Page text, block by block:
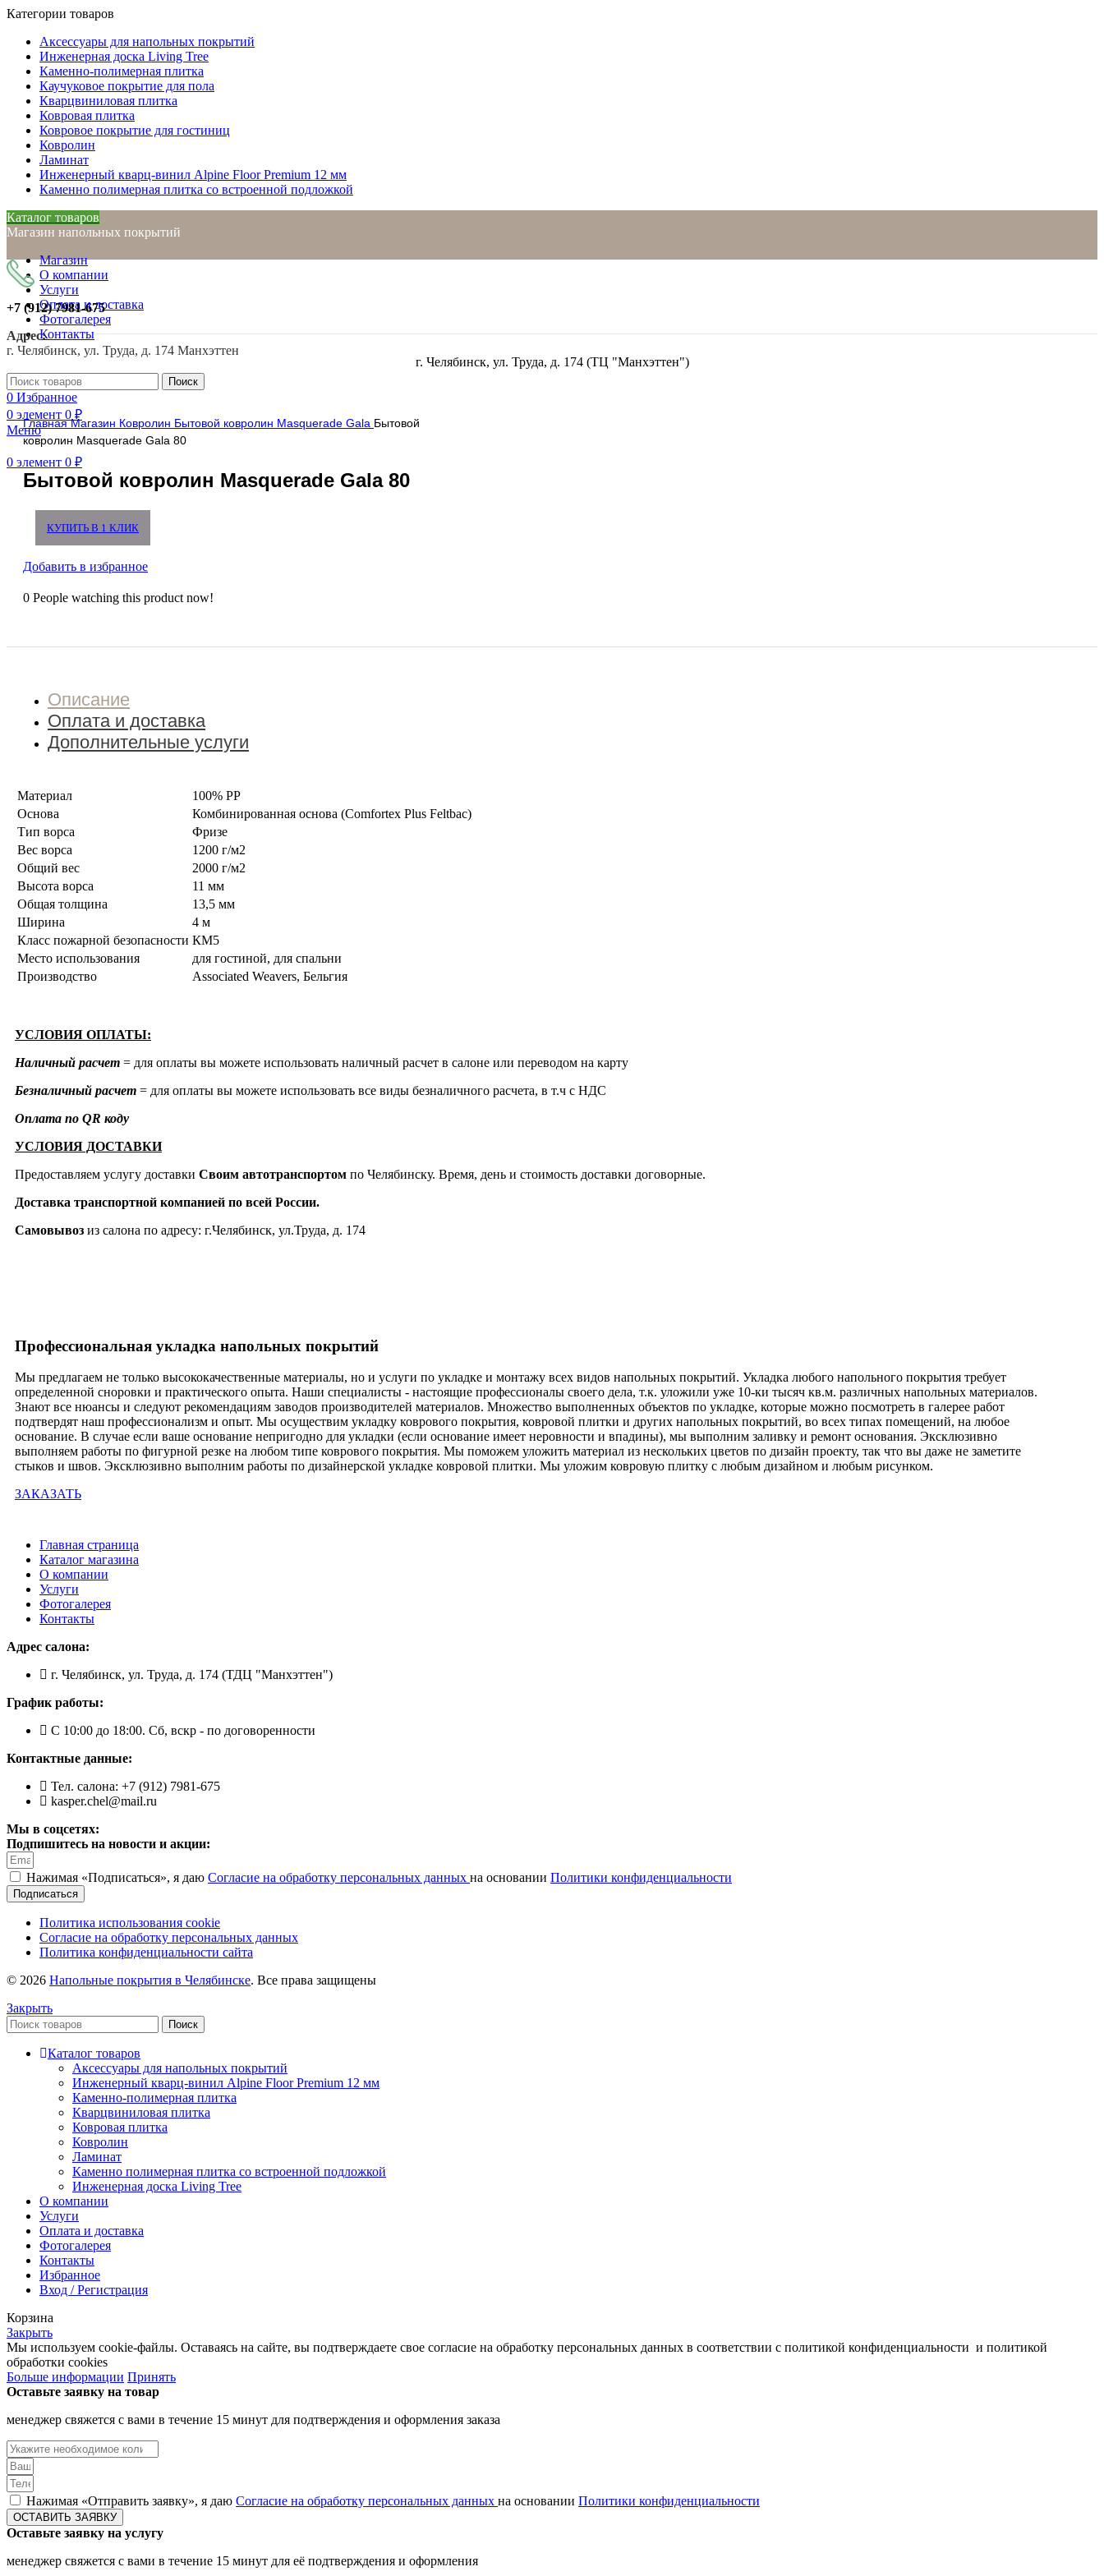
Категории товаров
Аксессуары для напольных покрытий
Инженерная доска Living Tree
Каменно-полимерная плитка
Каучуковое покрытие для пола
Кварцвиниловая плитка
Ковровая плитка
Ковровое покрытие для гостиниц
Ковролин
Ламинат
Инженерный кварц-винил Alpine Floor Premium 12 мм
Каменно полимерная плитка со встроенной подложкой
Каталог товаров
Магазин напольных покрытий
Магазин
О компании
Услуги
Оплата и доставка
Фотогалерея
Контакты
г. Челябинск, ул. Труда, д. 174 (ТЦ "Манхэттен")
+7 (912)7981-675
Адрес:
г. Челябинск, ул. Труда, д. 174 Манхэттен
Поиск
0 Избранное
0 элемент 0 ₽
Меню
0 элемент 0 ₽
Нажмите, чтобы увеличить
ГлавнаяМагазин Ковролин Бытовой ковролин Masquerade Gala Бытовой
ковролин Masquerade Gala 80
Бытовой ковролин Masquerade Gala 80
КУПИТЬ В 1 КЛИК
Добавить в избранное
0 People watching this product now!
Описание
Оплата и доставка
Дополнительные услуги
Материал
100% PP
Основа
Комбинированная основа (Comfortex Plus Feltbac)
Тип ворса
Фризе
Вес ворса
1200 г/м2
Общий вес
2000 г/м2
Высота ворса
11 мм
Общая толщина
13,5 мм
Ширина
4 м
Класс пожарной безопасности КМ5
Место использования
для гостиной, для спальни
Производство
Associated Weavers, Бельгия
УСЛОВИЯ ОПЛАТЫ:
Наличный расчет = для оплаты вы можете использовать наличный расчет в салоне или переводом на карту
Безналичный расчет = для оплаты вы можете использовать все виды безналичного расчета, в т.ч с НДС
Оплата по QR коду
УСЛОВИЯ ДОСТАВКИ
Предоставляем услугу доставки Своим автотранспортом по Челябинску. Время, день и стоимость доставки договорные.
Доставка транспортной компанией по всей России.
Самовывоз из салона по адресу: г.Челябинск, ул.Труда, д. 174
Профессиональная укладка напольных покрытий
Мы предлагаем не только высококачественные материалы, но и услуги по укладке и монтажу всех видов напольных покрытий. Укладка любого напольного покрытия требует
определенной сноровки и практического опыта. Наши специалисты - настоящие профессионалы своего дела, т.к. уложили уже 10-ки тысяч кв.м. различных напольных материалов.
Знают все нюансы и следуют рекомендациям заводов производителей материалов. Множество выполненных объектов по укладке, которые можно посмотреть в галерее работ
подтвердят наш профессионализм и опыт. Мы осуществим укладку коврового покрытия, ковровой плитки и других напольных покрытий, во всех типах помещений, на любое
основание. В случае если ваше основание непригодно для укладки (если основание имеет неровности и впадины), мы выполним заливку и ремонт основания. Эксклюзивно
выполняем работы по фигурной резке на любом типе коврового покрытия. Мы поможем уложить материал из нескольких цветов по дизайн проекту, так что вы даже не заметите
стыков и швов. Эксклюзивно выполним работы по дизайнерской укладке ковровой плитки. Мы уложим ковровую плитку с любым дизайном и любым рисунком.
ЗАКАЗАТЬ
Главная страница
Каталог магазина
О компании
Услуги
Фотогалерея
Контакты
Адрес салона:
г. Челябинск, ул. Труда, д. 174 (ТДЦ "Манхэттен")
График работы:
С 10:00 до 18:00. Сб, вскр - по договоренности
Контактные данные:
Тел. салона: +7 (912) 7981-675
kasper.chel@mail.ru
Мы в соцсетях:
Подпишитесь на новости и акции:
Нажимая «Подписаться», я даю Согласие на обработку персональных данных на основании Политики конфиденциальности
Подписаться
Политика использования cookie
Согласие на обработку персональных данных
Политика конфиденциальности сайта
© 2026 Напольные покрытия в Челябинске. Все права защищены
Закрыть
Поиск
Каталог товаров
Аксессуары для напольных покрытий
Инженерный кварц-винил Alpine Floor Premium 12 мм
Каменно-полимерная плитка
Кварцвиниловая плитка
Ковровая плитка
Ковролин
Ламинат
Каменно полимерная плитка со встроенной подложкой
Инженерная доска Living Tree
О компании
Услуги
Оплата и доставка
Фотогалерея
Контакты
Избранное
Вход / Регистрация
Корзина
Закрыть
Мы используем cookie-файлы. Оставаясь на сайте, вы подтверждаете свое согласие на обработку персональных данных в соответствии с политикой конфиденциальности и политикой
обработки cookies
Больше информации Принять
Оставьте заявку на товар
менеджер свяжется с вами в течение 15 минут для подтверждения и оформления заказа
Нажимая «Отправить заявку», я даю Согласие на обработку персональных данных на основании Политики конфиденциальности
ОСТАВИТЬ ЗАЯВКУ
Оставьте заявку на услугу
менеджер свяжется с вами в течение 15 минут для её подтверждения и оформления